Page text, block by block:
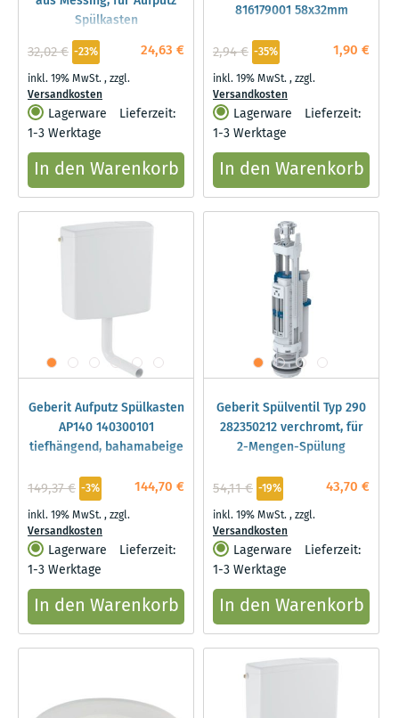
Spülkasten
24,63 €
32,02 € -23%
inkl. 19% MwSt.,zzgl.
Versandkosten
Lagerware
Lieferzeit:
1-3 Werktage
In den Warenkorb
816179001 58x32mm
1,90 €
2,94 € -35%
inkl. 19% MwSt.,zzgl.
Versandkosten
Lagerware
Lieferzeit:
1-3 Werktage
In den Warenkorb
Geberit Aufputz Spülkasten
AP140 140300101
tiefhängend, bahamabeige
144,70 €
149,37 € -3%
inkl. 19% MwSt.,zzgl.
Versandkosten
Lagerware
Lieferzeit:
1-3 Werktage
In den Warenkorb
Geberit Spülventil Typ 290
282350212 verchromt, für
2-Mengen-Spülung
43,70 €
54,11 € -19%
inkl. 19% MwSt.,zzgl.
Versandkosten
Lagerware
Lieferzeit:
1-3 Werktage
In den Warenkorb